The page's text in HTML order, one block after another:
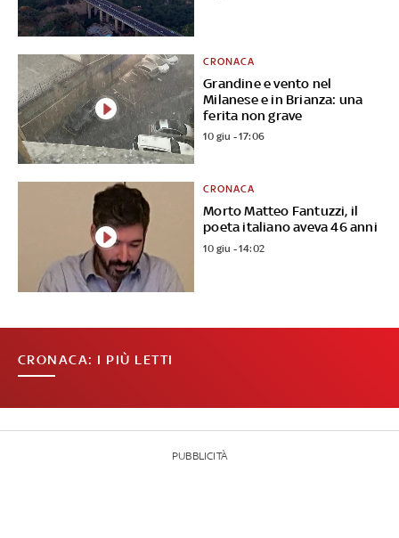
Grandine e vento nel
Milanese e in Brianza: una
ferita non grave
CRONACA
10 giu - 17:06
Morto Matteo Fantuzzi, il
poeta italiano aveva 46 anni
CRONACA
10 giu - 14:02
CRONACA: I PIÙ LETTI
PUBBLICITÀ